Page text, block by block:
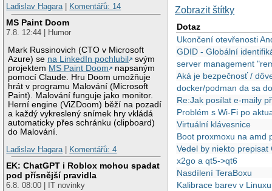
Ladislav Hagara| Komentářů: 14
MS Paint Doom
7.8. 12:44 | Humor
Mark Russinovich (CTO v Microsoft
Azure) se na LinkedIn pochlubil
svým
projektem MS Paint Doom
napsaným
pomocí Claude. Hru Doom umožňuje
hrát v programu Malování (Microsoft
Paint). Malování funguje jako monitor.
Herní engine (ViZDoom) běží na pozadí
a každý vykreslený snímek hry vkládá
automaticky přes schránku (clipboard)
do Malování.
Ladislav Hagara| Komentářů: 4
EK: ChatGPT i Roblox mohou spadat
pod přísnější pravidla
6.8. 08:00 | IT novinky
Zobrazit štítky
Dotaz
Ukončení otevřenosti
GDID - Globální
server management
Aká je bezpečnosť /
docker/podman da sa
Re:Jak posílat e-maily
Problém s Wi-Fi po
Virtuální klávesnice
Boot proxmoxu na amd
Vedel by niekto
x2go a qt5->qt6
Nasdílení TeraBoxu
Kalibrace barev v